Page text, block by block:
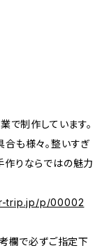
で制作しています。
も様々。整いすぎ
作りならではの魅力
trip.jp/p/00002
で必ずご指定下